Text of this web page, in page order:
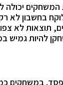
יכולה
בחשבון לא רק
לא
להיות גמיש